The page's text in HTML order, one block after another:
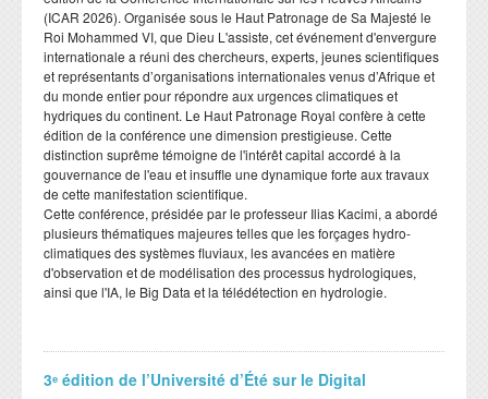
(ICAR 2026). Organisée sous le Haut Patronage de Sa Majesté le
Roi Mohammed VI, que Dieu L'assiste, cet événement d'envergure
internationale a réuni des chercheurs, experts, jeunes scientifiques
et représentants d’organisations internationales venus d’Afrique et
du monde entier pour répondre aux urgences climatiques et
hydriques du continent. Le Haut Patronage Royal confère à cette
édition de la conférence une dimension prestigieuse. Cette
distinction suprême témoigne de l'intérêt capital accordé à la
gouvernance de l'eau et insuffle une dynamique forte aux travaux
de cette manifestation scientifique.
​Cette conférence, présidée par le professeur Ilias Kacimi, a abordé
plusieurs thématiques majeures telles que les forçages hydro-
climatiques des systèmes fluviaux, les avancées en matière
d'observation et de modélisation des processus hydrologiques,
ainsi que l'IA, le Big Data et la télédétection en hydrologie.
3ᵉ édition de l’Université d’Été sur le Digital